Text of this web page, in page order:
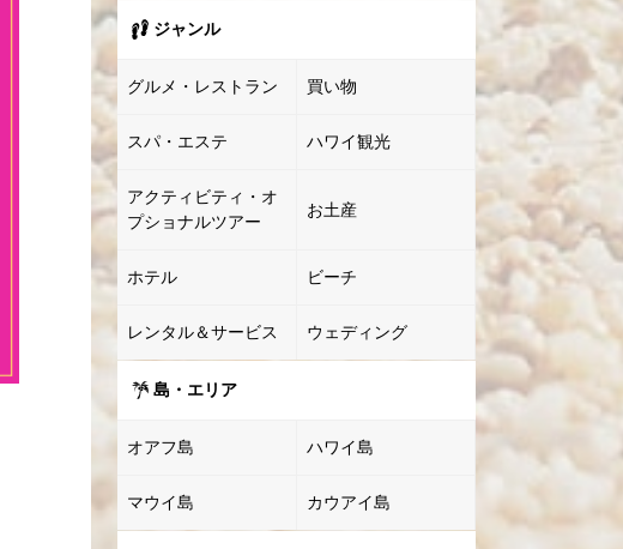
ジャンル
グルメ・レストラン 買い物
スパ・エステ ハワイ観光
アクティビティ・オ
プショナルツアー
お土産
ホテル ビーチ
レンタル＆サービス ウェディング
島・エリア
オアフ島 ハワイ島
マウイ島 カウアイ島